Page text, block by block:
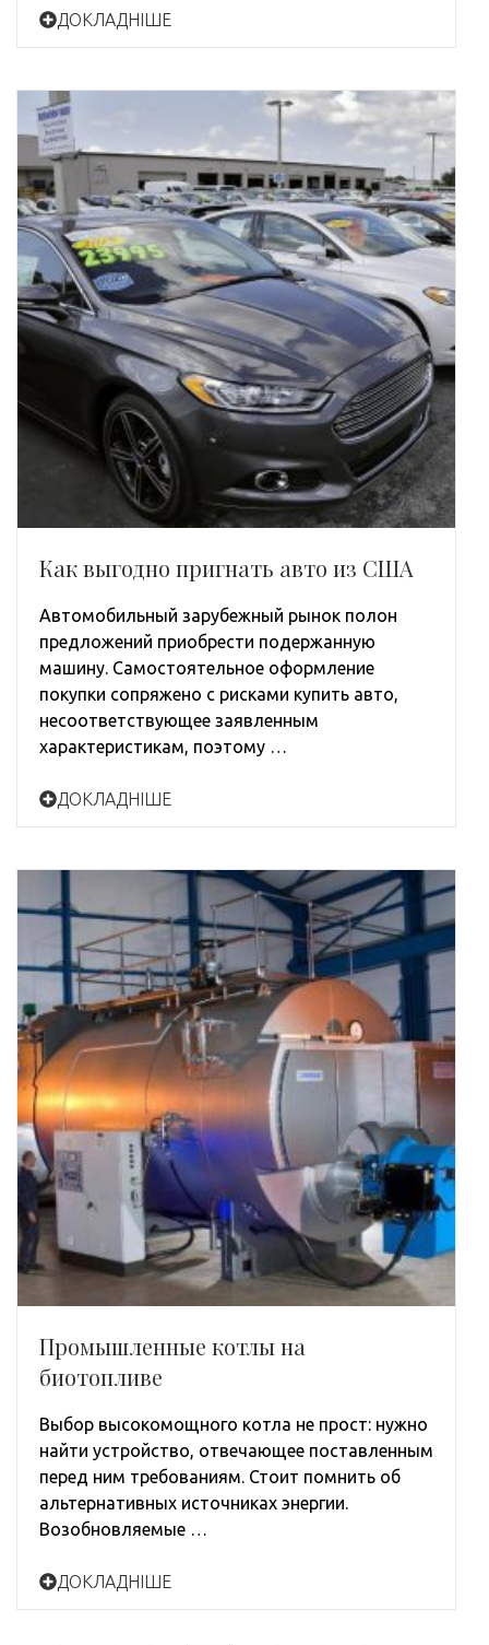
ДОКЛАДНІШЕ
Как выгодно пригнать авто из США
Автомобильный зарубежный рынок полон
предложений приобрести подержанную
машину. Самостоятельное оформление
покупки сопряжено с рисками купить авто,
несоответствующее заявленным
характеристикам, поэтому …
ДОКЛАДНІШЕ
Промышленные котлы на
биотопливе
Выбор высокомощного котла не прост: нужно
найти устройство, отвечающее поставленным
перед ним требованиям. Стоит помнить об
альтернативных источниках энергии.
Возобновляемые …
ДОКЛАДНІШЕ